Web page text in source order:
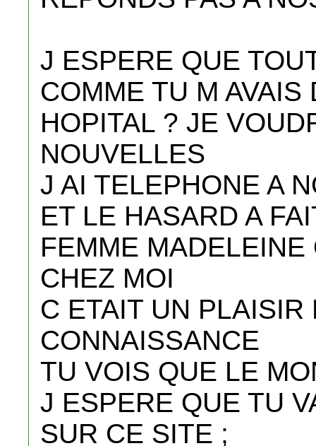
J ESPERE QUE
COMME TU M AVAIS
HOPITAL ? JE
NOUVELLES
J AI TELEPHONE A
ET LE HASARD A
FEMME
CHEZ MOI
C ETAIT UN
CONNAISSANCE
TU VOIS QUE LE
J ESPERE QUE TU
SUR CE SITE ;